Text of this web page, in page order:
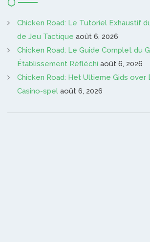
Chicken Road: Le Tutoriel Exhaustif
de Jeu Tactique août 6, 2026
Chicken Road: Le Guide Complet du
Établissement Réfléchi août 6, 2026
Chicken Road: Het Ultieme Gids
Casino-spel août 6, 2026